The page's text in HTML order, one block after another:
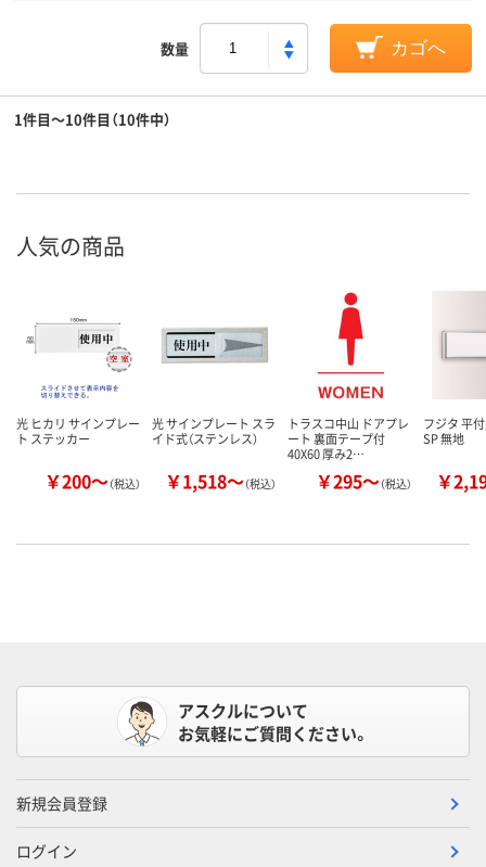
数量 カゴへ
1件目～10件目（10件中）
人気の商品
光 ヒカリ サインプレー
ト ステッカー
￥200～（税込）
光 サインプレート スラ
イド式（ステンレス）
￥1,518～（税込）
トラスコ中山 ドアプレ
ート 裏面テープ付
40X60 厚み2…
￥295～（税込）
フジタ 平
SP 無地
￥
アスクルについて
お気軽にご質問ください。
新規会員登録
ログイン